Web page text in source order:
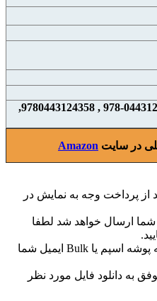
9780443124341, 978-0443124341 , 9780443124358,
در سایت Amazon
از پرداخت وجه به نمایش در
شما ارسال خواهد شد لطفا
ممکن است ایمیل ارسالی به پوشه اسپم یا Bulk ایمیل شما
به دانلود فایل مورد نظر